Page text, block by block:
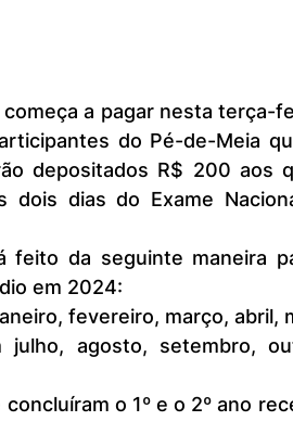
do Pé-de-Meia
depositados R$ 200 aos
dois dias do Exame
em 2024:
fevereiro, março, abril,
julho, agosto, setembro,